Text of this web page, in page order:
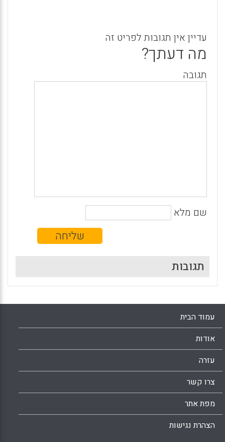
עדיין אין תגובות לפריט זה
מה דעתך?
תגובה
שם מלא
תגובות
עמוד הבית
אודות
עזרה
צרו קשר
מפת אתר
הצהרת נגישות